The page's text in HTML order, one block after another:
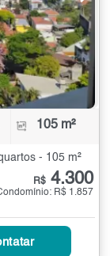
105 m²
- 105 m²
R$ 4.300
R$ 1.857